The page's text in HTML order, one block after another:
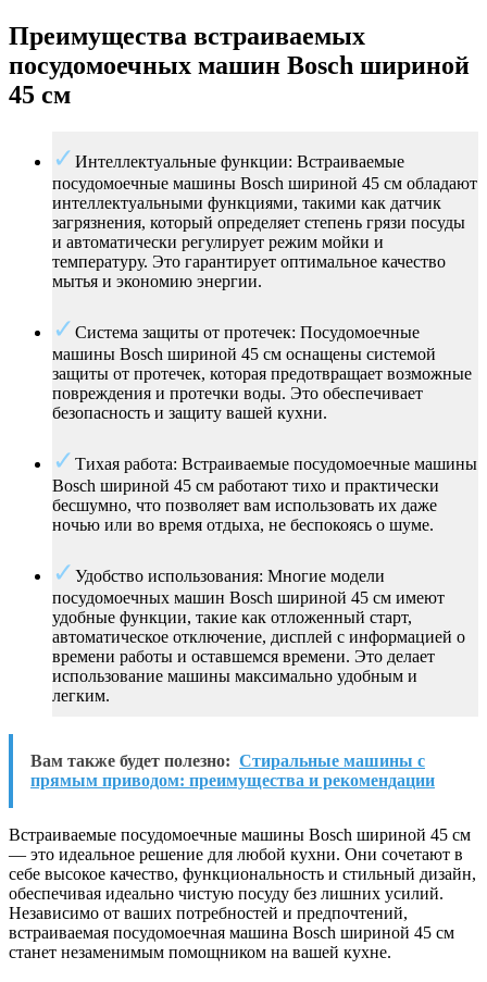
Преимущества встраиваемых
посудомоечных машин Bosch шириной
45 см
Интеллектуальные функции: Встраиваемые
посудомоечные машины Bosch шириной 45 см обладают
интеллектуальными функциями, такими как датчик
загрязнения, который определяет степень грязи посуды
и автоматически регулирует режим мойки и
температуру. Это гарантирует оптимальное качество
мытья и экономию энергии.
Система защиты от протечек: Посудомоечные
машины Bosch шириной 45 см оснащены системой
защиты от протечек, которая предотвращает возможные
повреждения и протечки воды. Это обеспечивает
безопасность и защиту вашей кухни.
Тихая работа: Встраиваемые посудомоечные машины
Bosch шириной 45 см работают тихо и практически
бесшумно, что позволяет вам использовать их даже
ночью или во время отдыха, не беспокоясь о шуме.
Удобство использования: Многие модели
посудомоечных машин Bosch шириной 45 см имеют
удобные функции, такие как отложенный старт,
автоматическое отключение, дисплей с информацией о
времени работы и оставшемся времени. Это делает
использование машины максимально удобным и
легким.
Вам также будет полезно: Стиральные машины с
прямым приводом: преимущества и рекомендации
Встраиваемые посудомоечные машины Bosch шириной 45 см
— это идеальное решение для любой кухни. Они сочетают в
себе высокое качество, функциональность и стильный дизайн,
обеспечивая идеально чистую посуду без лишних усилий.
Независимо от ваших потребностей и предпочтений,
встраиваемая посудомоечная машина Bosch шириной 45 см
станет незаменимым помощником на вашей кухне.